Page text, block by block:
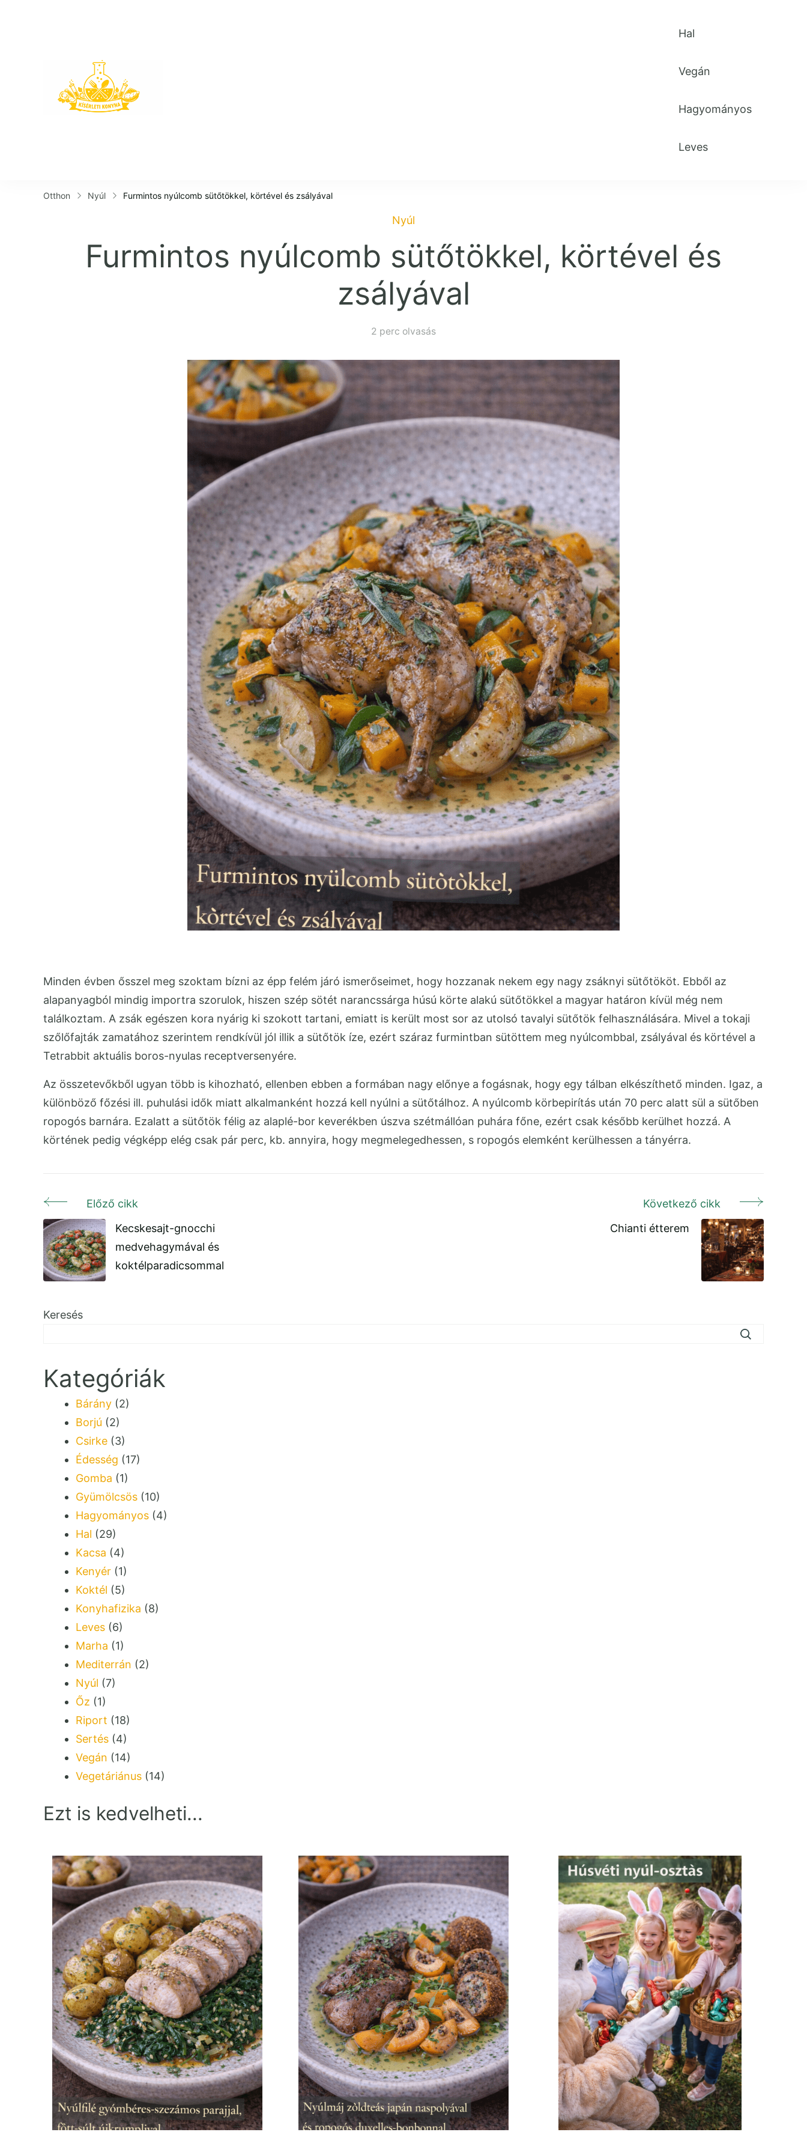
Hal
Vegán
Hagyományos
Leves
Otthon Nyúl Furmintos nyúlcomb sütőtökkel, körtével és zsályával
Nyúl
Furmintos nyúlcomb sütőtökkel, körtével és
zsályával
2 perc olvasás
Minden évben ősszel meg szoktam bízni az épp felém járó ismerőseimet, hogy hozzanak nekem egy nagy zsáknyi sütőtököt. Ebből az
alapanyagból mindig importra szorulok, hiszen szép sötét narancssárga húsú körte alakú sütőtökkel a magyar határon kívül még nem
találkoztam. A zsák egészen kora nyárig ki szokott tartani, emiatt is került most sor az utolsó tavalyi sütőtök felhasználására. Mivel a tokaji
szőlőfajták zamatához szerintem rendkívül jól illik a sütőtök íze, ezért száraz furmintban sütöttem meg nyúlcombbal, zsályával és körtével a
Tetrabbit aktuális boros-nyulas receptversenyére.
Az összetevőkből ugyan több is kihozható, ellenben ebben a formában nagy előnye a fogásnak, hogy egy tálban elkészíthető minden. Igaz, a
különböző főzési ill. puhulási idők miatt alkalmanként hozzá kell nyúlni a sütőtálhoz. A nyúlcomb körbepirítás után 70 perc alatt sül a sütőben
ropogós barnára. Ezalatt a sütőtök félig az alaplé-bor keverékben úszva szétmállóan puhára főne, ezért csak később kerülhet hozzá. A
körtének pedig végképp elég csak pár perc, kb. annyira, hogy megmelegedhessen, s ropogós elemként kerülhessen a tányérra.
Bejegyzés
navigáció
Előző cikk
Kecskesajt-gnocchi
medvehagymával és
koktélparadicsommal
Következő cikk
Chianti étterem
Keresés
Kategóriák
Bárány (2)
Borjú (2)
Csirke (3)
Édesség (17)
Gomba (1)
Gyümölcsös (10)
Hagyományos (4)
Hal (29)
Kacsa (4)
Kenyér (1)
Koktél (5)
Konyhafizika (8)
Leves (6)
Marha (1)
Mediterrán (2)
Nyúl (7)
Őz (1)
Riport (18)
Sertés (4)
Vegán (14)
Vegetáriánus (14)
Ezt is kedvelheti...